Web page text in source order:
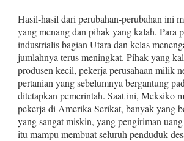
Hasil‑hasil dari perubahan‑perubahan ini
yang menang dan pihak yang kalah. Para
indus­trialis bagian Utara dan kelas
jumlahnya te­rus meningkat. Pihak yang
produsen kecil, pe­kerja perusahaan milik
pertanian yang sebelumnya bergantung
ditetapkan peme­rintah. Saat ini, Meksiko
pekerja di Ameri­ka Serikat, banyak yang
yang sangat mis­kin, yang pengiriman
itu mampu mem­buat seluruh penduduk